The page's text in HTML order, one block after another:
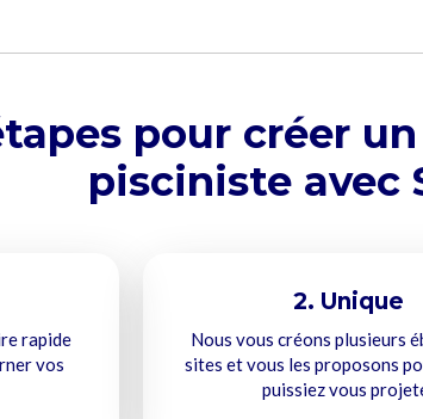
pour créer
pisciniste avec
rapide
vos
2. Unique
Nous vous créons plusieurs
sites et vous les proposons
puissiez vous